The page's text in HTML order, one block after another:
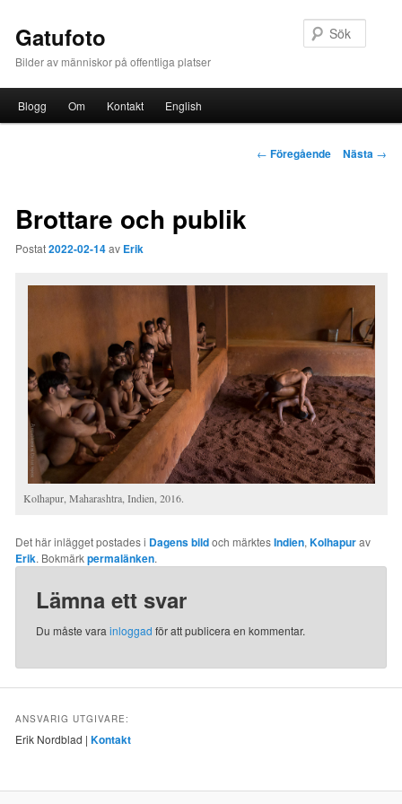
Gatufoto
Bilder av människor på offentliga platser
Hoppa till huvudinnehåll
Blogg Om Kontakt English
Inläggsnavigering
← Föregående Nästa →
Brottare och publik
Postat2022-02-14 av Erik
Kolhapur, Maharashtra, Indien, 2016.
Det här inlägget postades i Dagens bildoch märktesIndien,Kolhapurav
Erik. Bokmärkpermalänken.
Lämna ett svar
Du måste varainloggad för att publicera en kommentar.
ANSVARIG UTGIVARE:
Erik Nordblad |Kontakt